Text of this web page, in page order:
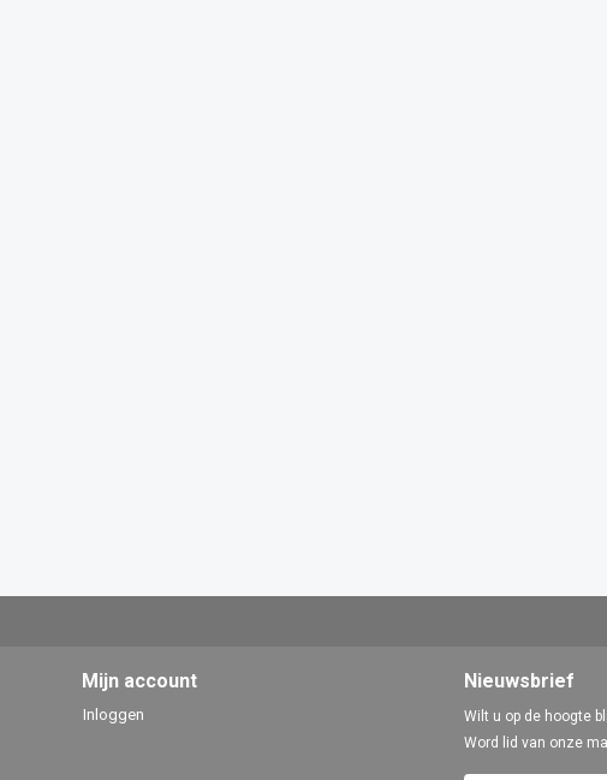
Mijn account
Inloggen
Nieuwsbrief
Wilt u op de hoogte
Word lid van onze